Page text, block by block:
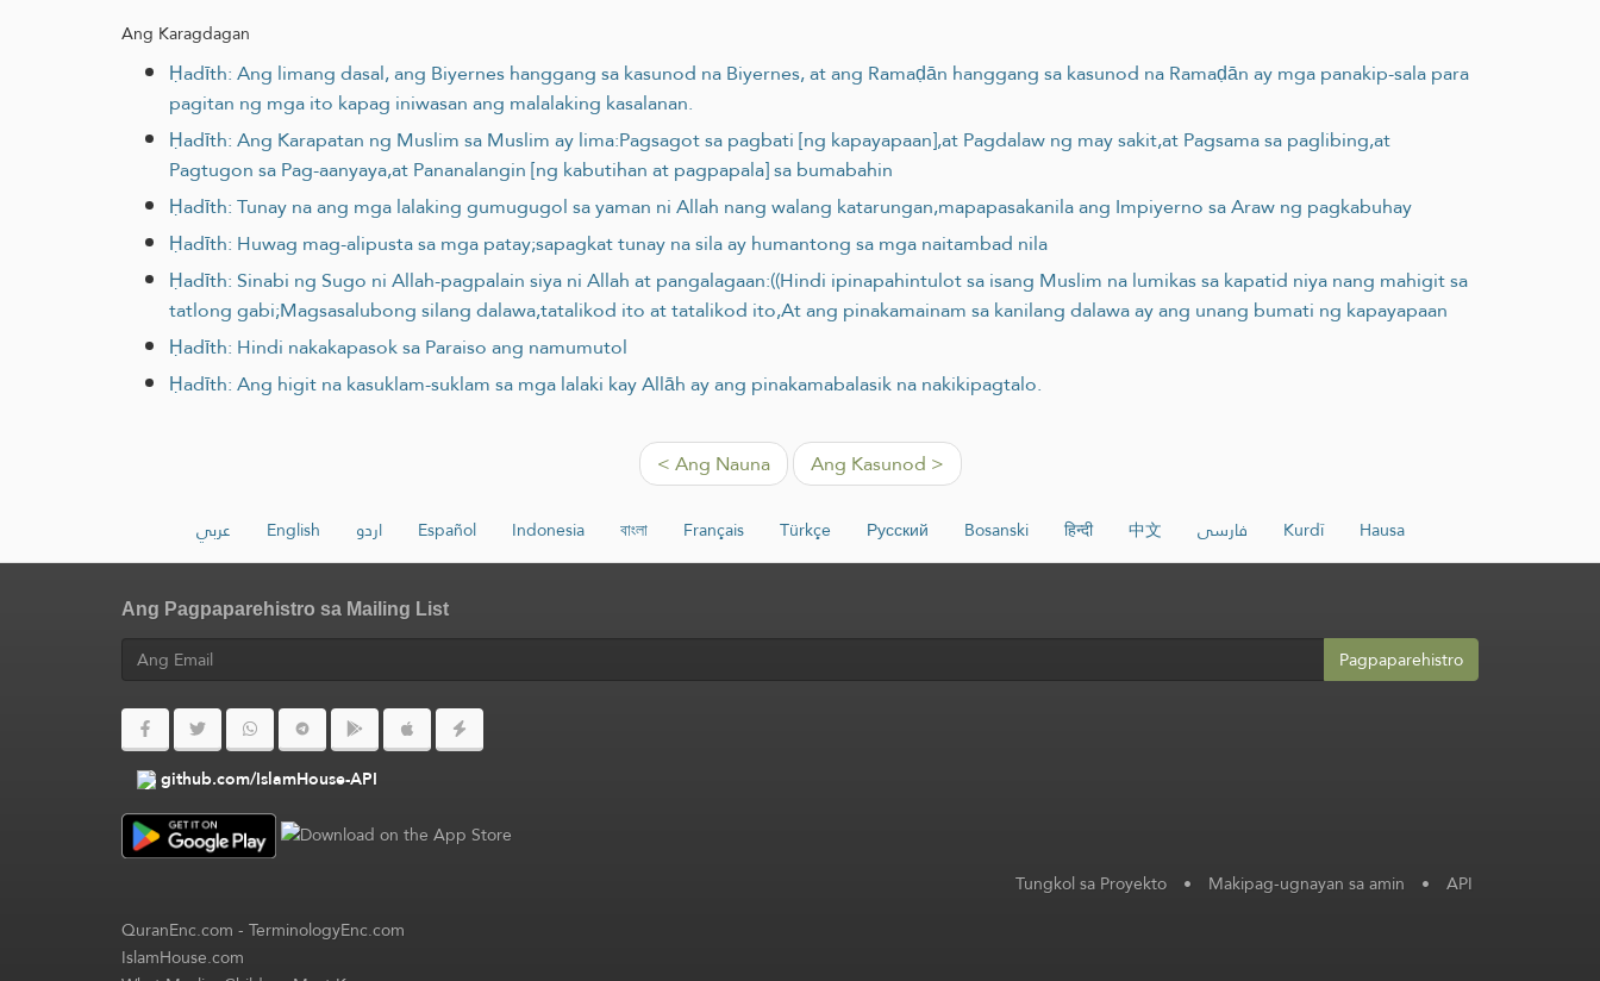
Ang Karagdagan
Ḥadīth: Ang limang dasal, ang Biyernes hanggang sa kasunod na Biyernes, at ang Ramaḍān hanggang sa kasunod na Ramaḍān ay mga panakip-sala para
pagitan ng mga ito kapag iniwasan ang malalaking kasalanan.
Ḥadīth: Ang Karapatan ng Muslim sa Muslim ay lima:Pagsagot sa pagbati [ng kapayapaan],at Pagdalaw ng may sakit,at Pagsama sa paglibing,at
Pagtugon sa Pag-aanyaya,at Pananalangin [ng kabutihan at pagpapala] sa bumabahin
Ḥadīth: Tunay na ang mga lalaking gumugugol sa yaman ni Allah nang walang katarungan,mapapasakanila ang Impiyerno sa Araw ng pagkabuhay
Ḥadīth: Huwag mag-alipusta sa mga patay;sapagkat tunay na sila ay humantong sa mga naitambad nila
Ḥadīth: Sinabi ng Sugo ni Allah-pagpalain siya ni Allah at pangalagaan:((Hindi ipinapahintulot sa isang Muslim na lumikas sa kapatid niya nang mahigit sa
tatlong gabi;Magsasalubong silang dalawa,tatalikod ito at tatalikod ito,At ang pinakamainam sa kanilang dalawa ay ang unang bumati ng kapayapaan
Ḥadīth: Hindi nakakapasok sa Paraiso ang namumutol
Ḥadīth: Ang higit na kasuklam-suklam sa mga lalaki kay Allāh ay ang pinakamabalasik na nakikipagtalo.
< Ang Nauna Ang Kasunod >
عربي English اردو Español Indonesia বাংলা Français Türkçe Русский Bosanski हिन्दी 中文 فارسی Kurdî Hausa
Ang Pagpaparehistro sa Mailing List
Pagpaparehistro
github.com/IslamHouse-API
Tungkol sa Proyekto • Makipag-ugnayan sa amin • API
QuranEnc.com-TerminologyEnc.com
IslamHouse.com